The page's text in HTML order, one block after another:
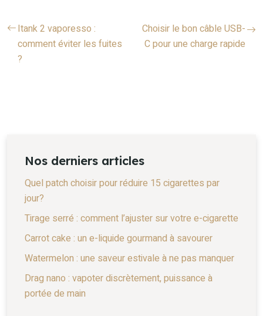
Itank 2 vaporesso :
comment éviter les fuites
?
Choisir le bon câble USB-
C pour une charge rapide
Nos derniers articles
Quel patch choisir pour réduire 15 cigarettes par
jour?
Tirage serré : comment l’ajuster sur votre e-cigarette
Carrot cake : un e-liquide gourmand à savourer
Watermelon : une saveur estivale à ne pas manquer
Drag nano : vapoter discrètement, puissance à
portée de main